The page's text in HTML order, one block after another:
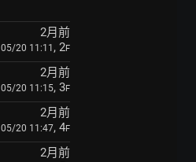
2月前
05/20 11:11 , 2F
2月前
05/20 11:15, 3F
2月前
05/20 11:47, 4F
2月前